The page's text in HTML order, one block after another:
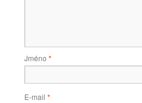
Jméno *
E-mail *